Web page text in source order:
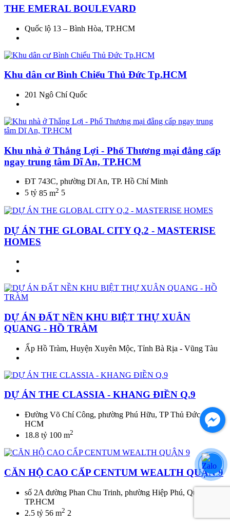
THE EMERAL BOULEVARD
Quốc lộ 13 – Bình Hòa, TP.HCM
Khu dân cư Bình Chiểu Thủ Đức Tp.HCM
201 Ngô Chí Quốc
Khu nhà ở Thắng Lợi - Phố Thương mại đẳng cấp
ngay trung tâm Dĩ An, TP.HCM
ĐT 743C, phường Dĩ An, TP. Hồ Chí Minh
5 tỷ 85 m2 5
DỰ ÁN THE GLOBAL CITY Q.2 - MASTERISE
HOMES
DỰ ÁN ĐẤT NỀN KHU BIỆT THỰ XUÂN
QUANG - HỒ TRÀM
Ấp Hồ Tràm, Huyện Xuyên Mộc, Tỉnh Bà Rịa - Vũng Tàu
DỰ ÁN THE CLASSIA - KHANG ĐIỀN Q.9
Đường Võ Chí Công, phường Phú Hữu, TP Thủ Đức, TP
HCM
18.8 tỷ 100 m2
CĂN HỘ CAO CẤP CENTUM WEALTH QUẬN 9
số 2A đường Phan Chu Trinh, phường Hiệp Phú, Quận 9,
TP.HCM
2.5 tỷ 56 m2 2